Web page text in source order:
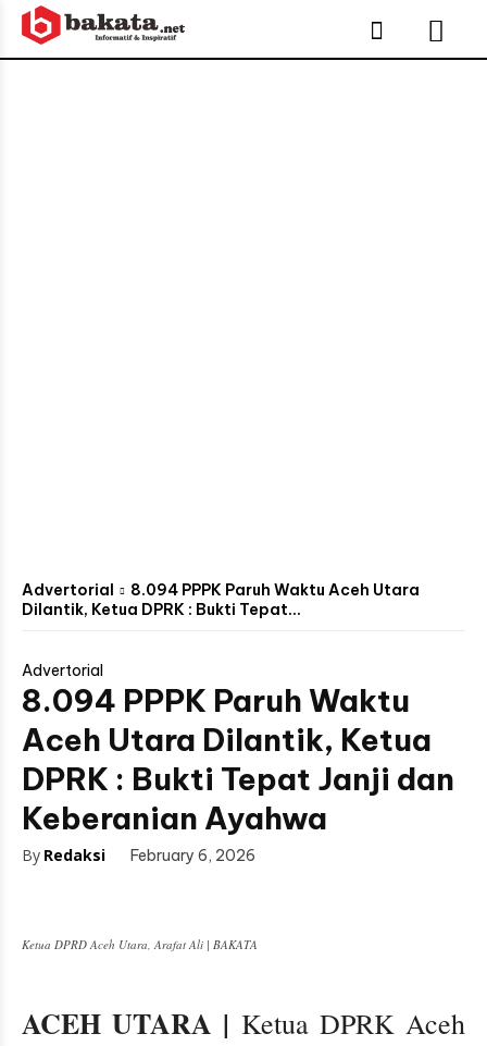
Advertorial
8.094 PPPK Paruh Waktu Aceh Utara
Dilantik, Ketua DPRK : Bukti Tepat...
Advertorial
8.094 PPPK Paruh Waktu
Aceh Utara Dilantik, Ketua
DPRK : Bukti Tepat Janji dan
Keberanian Ayahwa
By Redaksi February 6, 2026
Ketua DPRD Aceh Utara, Arafat Ali | BAKATA
ACEH UTARA | Ketua DPRK Aceh